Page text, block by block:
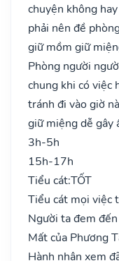
chuyện không
phải nên đề
giữ mồm giữ
Phòng người
chung khi có việc
tránh đi vào giờ
giữ miệng dễ gây
3h-5h
15h-17h
Tiểu cát:TỐT
Tiểu cát mọi việc
Người ta đem
Mất của Phương
Hành nhân xem